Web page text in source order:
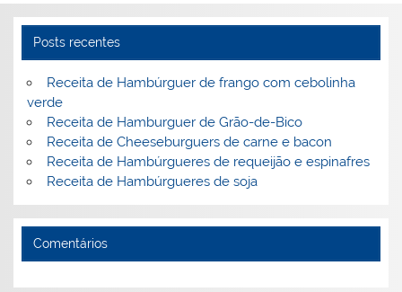
o
k
l
Posts recentes
Receita de Hambúrguer de frango com cebolinha
verde
Receita de Hamburguer de Grão-de-Bico
Receita de Cheeseburguers de carne e bacon
Receita de Hambúrgueres de requeijão e espinafres
Receita de Hambúrgueres de soja
Comentários